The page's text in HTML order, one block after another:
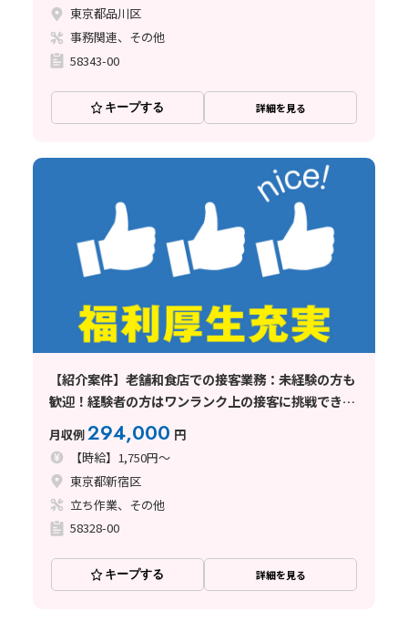
東京都品川区
事務関連、その他
58343-00
キープする 詳細を見る
【紹介案件】老舗和食店での接客業務：未経験の方も
歓迎！経験者の方はワンランク上の接客に挑戦できま
月収例294,000 円
【時給】1,750円～
東京都新宿区
立ち作業、その他
58328-00
キープする 詳細を見る